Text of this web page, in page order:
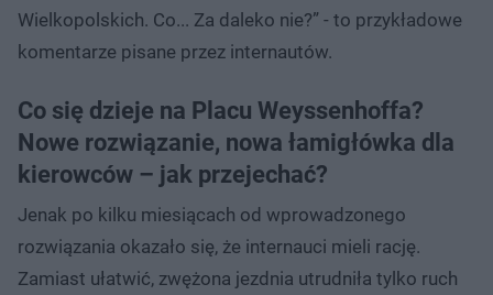
Wielkopolskich. Co... Za daleko nie?” - to przykładowe
komentarze pisane przez internautów.
Co się dzieje na Placu Weyssenhoffa?
Nowe rozwiązanie, nowa łamigłówka dla
kierowców – jak przejechać?
Jenak po kilku miesiącach od wprowadzonego
rozwiązania okazało się, że internauci mieli rację.
Zamiast ułatwić, zwężona jezdnia utrudniła tylko ruch